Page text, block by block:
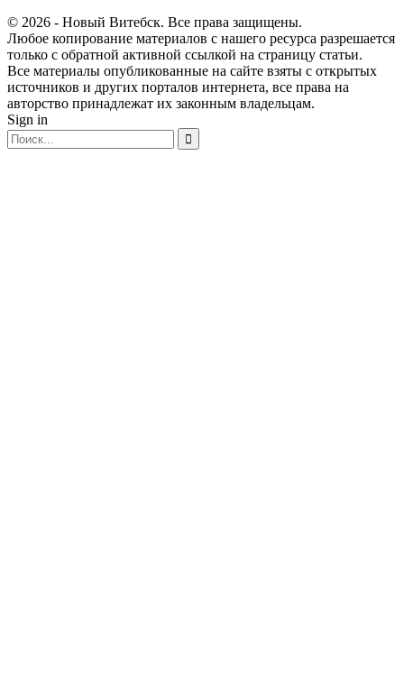
© 2026 - Новый Витебск. Все права защищены.
Любое копирование материалов с нашего ресурса разрешается
только с обратной активной ссылкой на страницу статьи.
Все материалы опубликованные на сайте взяты с открытых
источников и других порталов интернета, все права на
авторство принадлежат их законным владельцам.
Sign in